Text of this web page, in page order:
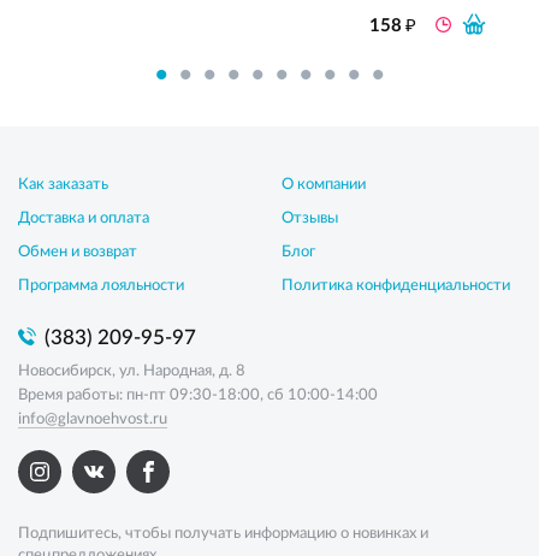
158₽
Как заказать
Доставка и оплата
Обмен и возврат
Программа лояльности
О компании
Отзывы
Блог
Политика конфиденциальности
(383) 209-95-97
Новосибирск, ул. Народная, д. 8
Время работы: пн-пт 09:30-18:00, сб 10:00-14:00
info@glavnoehvost.ru
Подпишитесь, чтобы получать информацию о новинках и